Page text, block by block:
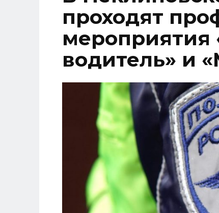
проходят
мероприятия
водитель» и